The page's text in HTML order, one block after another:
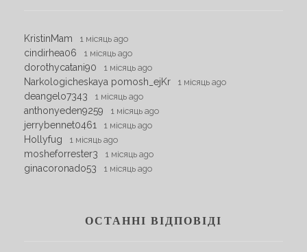
KristinMam 1 місяць ago
cindirhea06 1 місяць ago
dorothycatani90 1 місяць ago
Narkologicheskaya pomosh_ejKr 1 місяць ago
deangelo7343 1 місяць ago
anthonyeden9259 1 місяць ago
jerrybennet0461 1 місяць ago
Hollyfug 1 місяць ago
mosheforrester3 1 місяць ago
ginacoronado53 1 місяць ago
ОСТАННІ ВІДПОВІДІ